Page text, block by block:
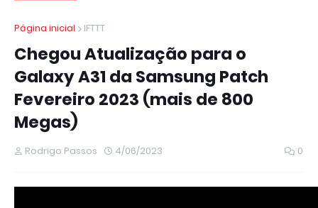
Página inicial
IFTTT
Chegou Atualização para o
Galaxy A31 da Samsung Patch
Fevereiro 2023 (mais de 800
Megas)
Rodrigo Passos 4/06/2023 0